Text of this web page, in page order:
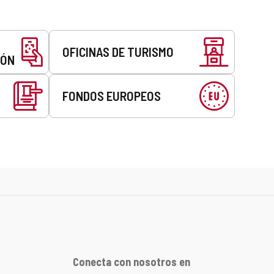
OFICINAS DE TURISMO
FONDOS EUROPEOS
Conecta con nosotros en